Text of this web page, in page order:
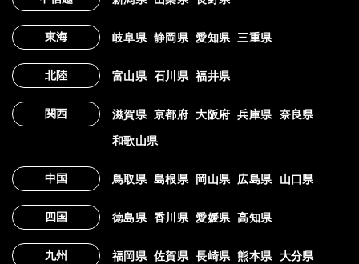
東海 岐阜県 静岡県 愛知県 三重県
北陸 富山県 石川県 福井県
関西 滋賀県 京都府 大阪府 兵庫県 奈良県
和歌山県
中国 鳥取県 島根県 岡山県 広島県 山口県
四国 徳島県 香川県 愛媛県 高知県
九州 福岡県 佐賀県 長崎県 熊本県 大分県